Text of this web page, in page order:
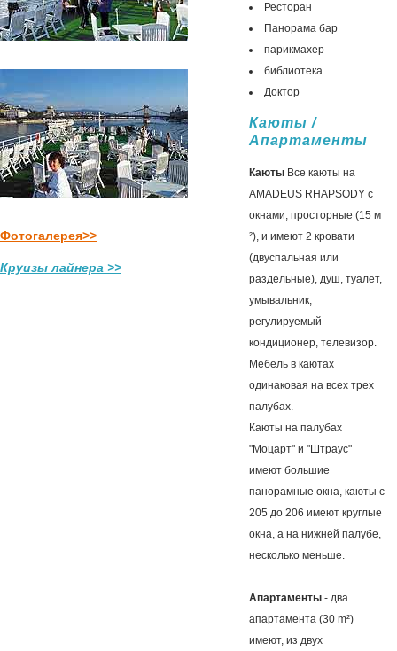
Фотогалерея>>
Круизы лайнера >>
Ресторан
Панорама бар
парикмахер
библиотека
Доктор
Каюты /
Апартаменты
Каюты Все каюты на
AMADEUS RHAPSODY c
окнами, просторные (15 м
²), и имеют 2 кровати
(двуспальная или
раздельные), душ, туалет,
умывальник,
регулируемый
кондиционер, телевизор.
Мебель в каютах
одинаковая на всех трех
палубах.
Каюты на палубах
"Моцарт" и "Штраус"
имеют большие
панорамные окна, каюты с
205 до 206 имеют круглые
окна, а на нижней палубе,
несколько меньше.
Апартаменты - два
апартамента (30 m²)
имеют, из двух